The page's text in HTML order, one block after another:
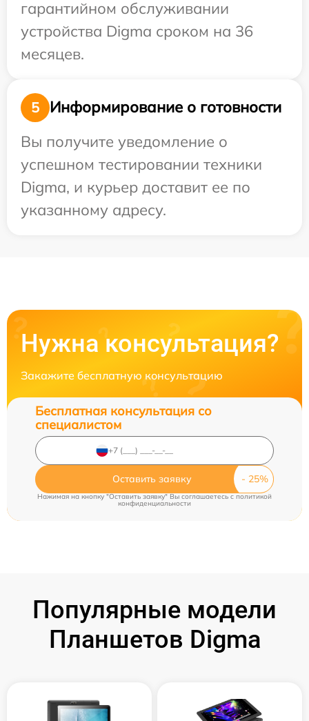
гарантийном обслуживании
устройства Digma сроком на 36
месяцев.
5
Информирование о готовности
Вы получите уведомление о
успешном тестировании техники
Digma, и курьер доставит ее по
указанному адресу.
Нужна консультация?
Закажите бесплатную консультацию
Бесплатная консультация со
специалистом
Оставить заявку
Нажимая на кнопку "Оставить заявку" Вы соглашаетесь cполитикой
конфиденциальности
Популярные модели
Планшетов Digma